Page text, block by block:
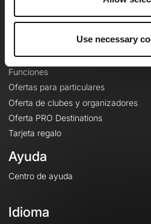
Use necessary
Le Mag'
Mapas base topográficos
Funciones
Ofertas para particulares
Oferta de clubes y organizadores
Oferta PRO Destinations
Tarjeta regalo
Ayuda
Centro de ayuda
Idioma